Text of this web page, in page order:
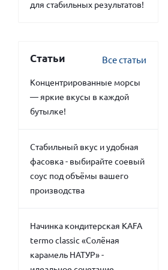
для стабильных результатов!
Статьи Все статьи
Концентрированные морсы
— яркие вкусы в каждой
бутылке!
Стабильный вкус и удобная
фасовка - выбирайте соевый
соус под объёмы вашего
производства
Начинка кондитерская KAFA
termo classic «Солёная
карамель НАТУР» -